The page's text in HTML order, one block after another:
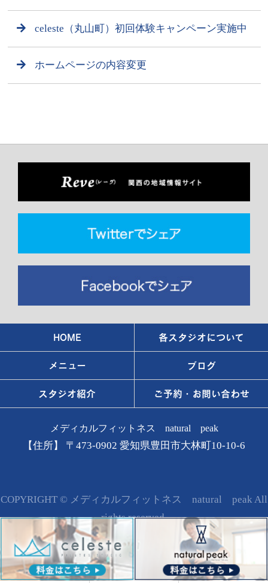
celeste（丸山町）初回体験キャンペーン実施中
ホームページの内容変更
HOME 各スタジオについて
メニュー ブログ
スタジオ紹介 ご予約・お問い合わせ
メディカルフィットネス natural peak
【住所】 〒473-0902 愛知県豊田市大林町10-10-6
COPYRIGHT © メディカルフィットネス natural peak All
rights reserved.